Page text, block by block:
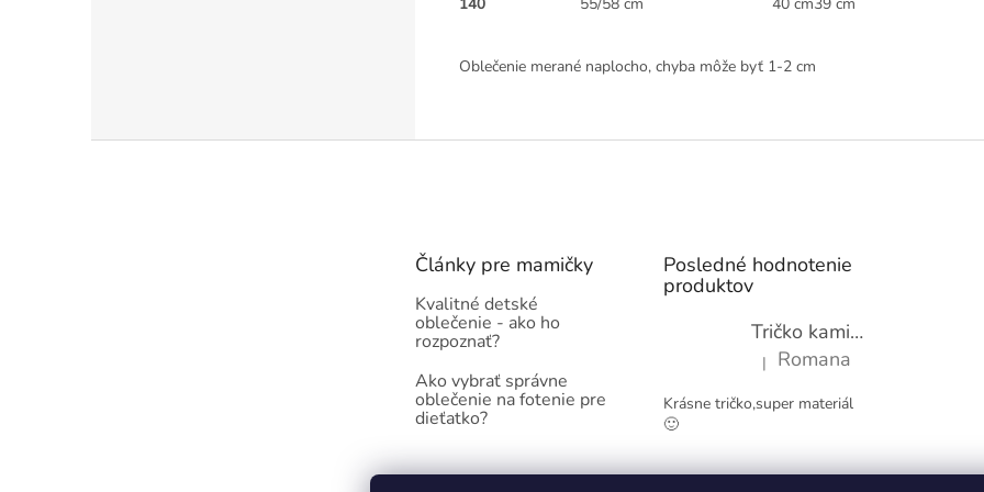
140
55/58 cm 40 cm39 cm
Oblečenie merané naplocho, chyba môže byť 1-2 cm
Články pre mamičky
Kvalitné detské
oblečenie - ako ho
rozpoznať?
Ako vybrať správne
oblečenie na fotenie pre
dieťatko?
Posledné hodnotenie
produktov
Tričko kamióny pre chlapcov - novinka (98-134)
Hodnotenie produktu je 5 z 5
| Romana
Krásne tričko,super materiál
🙂